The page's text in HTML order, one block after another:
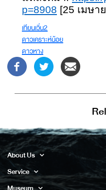
p=8908 [25 เมษา
เทียนเวิ่น2
ดาวเคราะห์น้อย
ดาวหาง
About Us
Service